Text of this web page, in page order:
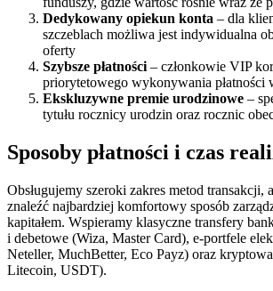
Dedykowany opiekun konta – dla
szczeblach możliwa jest indywidualna
oferty
Szybsze płatności – członkowie VIP
priorytetowego wykonywania płatności
Ekskluzywne premie urodzinowe –
tytułu rocznicy urodzin oraz rocznic
Sposoby płatności i czas
Obsługujemy szeroki zakres metod transakcji,
znaleźć najbardziej komfortowy sposób
kapitałem. Wspieramy klasyczne transfery
i debetowe (Wiza, Master Card), e-portfele
Neteller, MuchBetter, Eco Payz) oraz
Litecoin, USDT).